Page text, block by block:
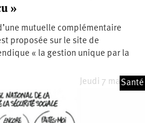
»
mutuelle complémentaire
proposée sur le site de
« la gestion unique par la
Jeudi 7 mai 2026
Santé